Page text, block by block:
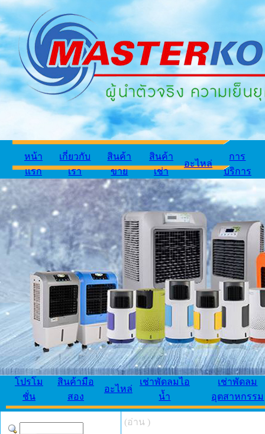
หน้า
แรก
เกี่ยวกับ
เรา
สินค้า
ขาย
สินค้า
เช่า
อะไหล่
การ
บริการ
โปรโม
ชั่น
สินค้ามือ
สอง
อะไหล่
เช่าพัดลมไอ
น้ำ
เช่าพัดลม
อุตสาหกรรม
(อ่าน )